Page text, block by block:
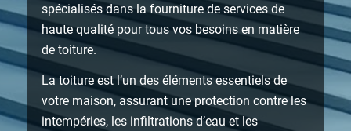
spécialisés dans la fourniture de services de
haute qualité pour tous vos besoins en matière
de toiture.
La toiture est l’un des éléments essentiels de
votre maison, assurant une protection contre les
intempéries, les infiltrations d’eau et les